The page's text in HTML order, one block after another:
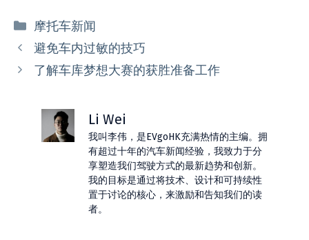
分
类
摩托车新闻
避免车内过敏的技巧
了解车库梦想大赛的获胜准备工作
Li Wei
我叫李伟，是EVgoHK充满热情的主编。拥
有超过十年的汽车新闻经验，我致力于分
享塑造我们驾驶方式的最新趋势和创新。
我的目标是通过将技术、设计和可持续性
置于讨论的核心，来激励和告知我们的读
者。